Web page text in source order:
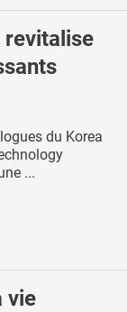
revitalise
du Korea
...
vie